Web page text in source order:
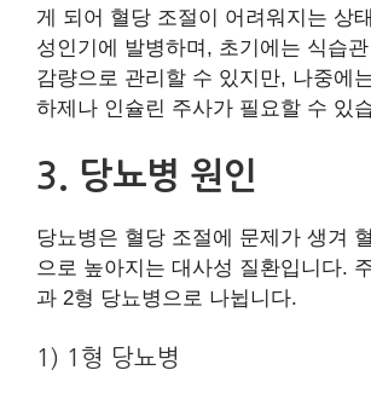
게 되어 혈당 조절이 어려워지는 상
성인기에 발병하며, 초기에는 식습
감량으로 관리할 수 있지만, 나중에
하제나 인슐린 주사가 필요할 수 있
3. 당뇨병 원인
당뇨병은 혈당 조절에 문제가 생겨
으로 높아지는 대사성 질환입니다.
과 2형 당뇨병으로 나뉩니다.
1) 1형 당뇨병